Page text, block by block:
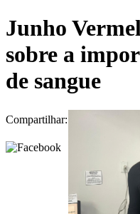
Junho
sobre a
de sangue
Compartilhar: